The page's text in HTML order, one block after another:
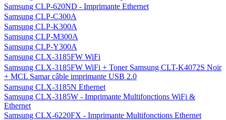
Samsung CLP-620ND - Imprimante Ethernet
Samsung CLP-C300A
Samsung CLP-K300A
Samsung CLP-M300A
Samsung CLP-Y300A
Samsung CLX-3185FW WiFi
Samsung CLX-3185FW WiFi + Toner Samsung CLT-K4072S Noir
+ MCL Samar câble imprimante USB 2.0
Samsung CLX-3185N Ethernet
Samsung CLX-3185W - Imprimante Multifonctions WiFi &
Ethernet
Samsung CLX-6220FX - Imprimante Multifonctions Ethernet